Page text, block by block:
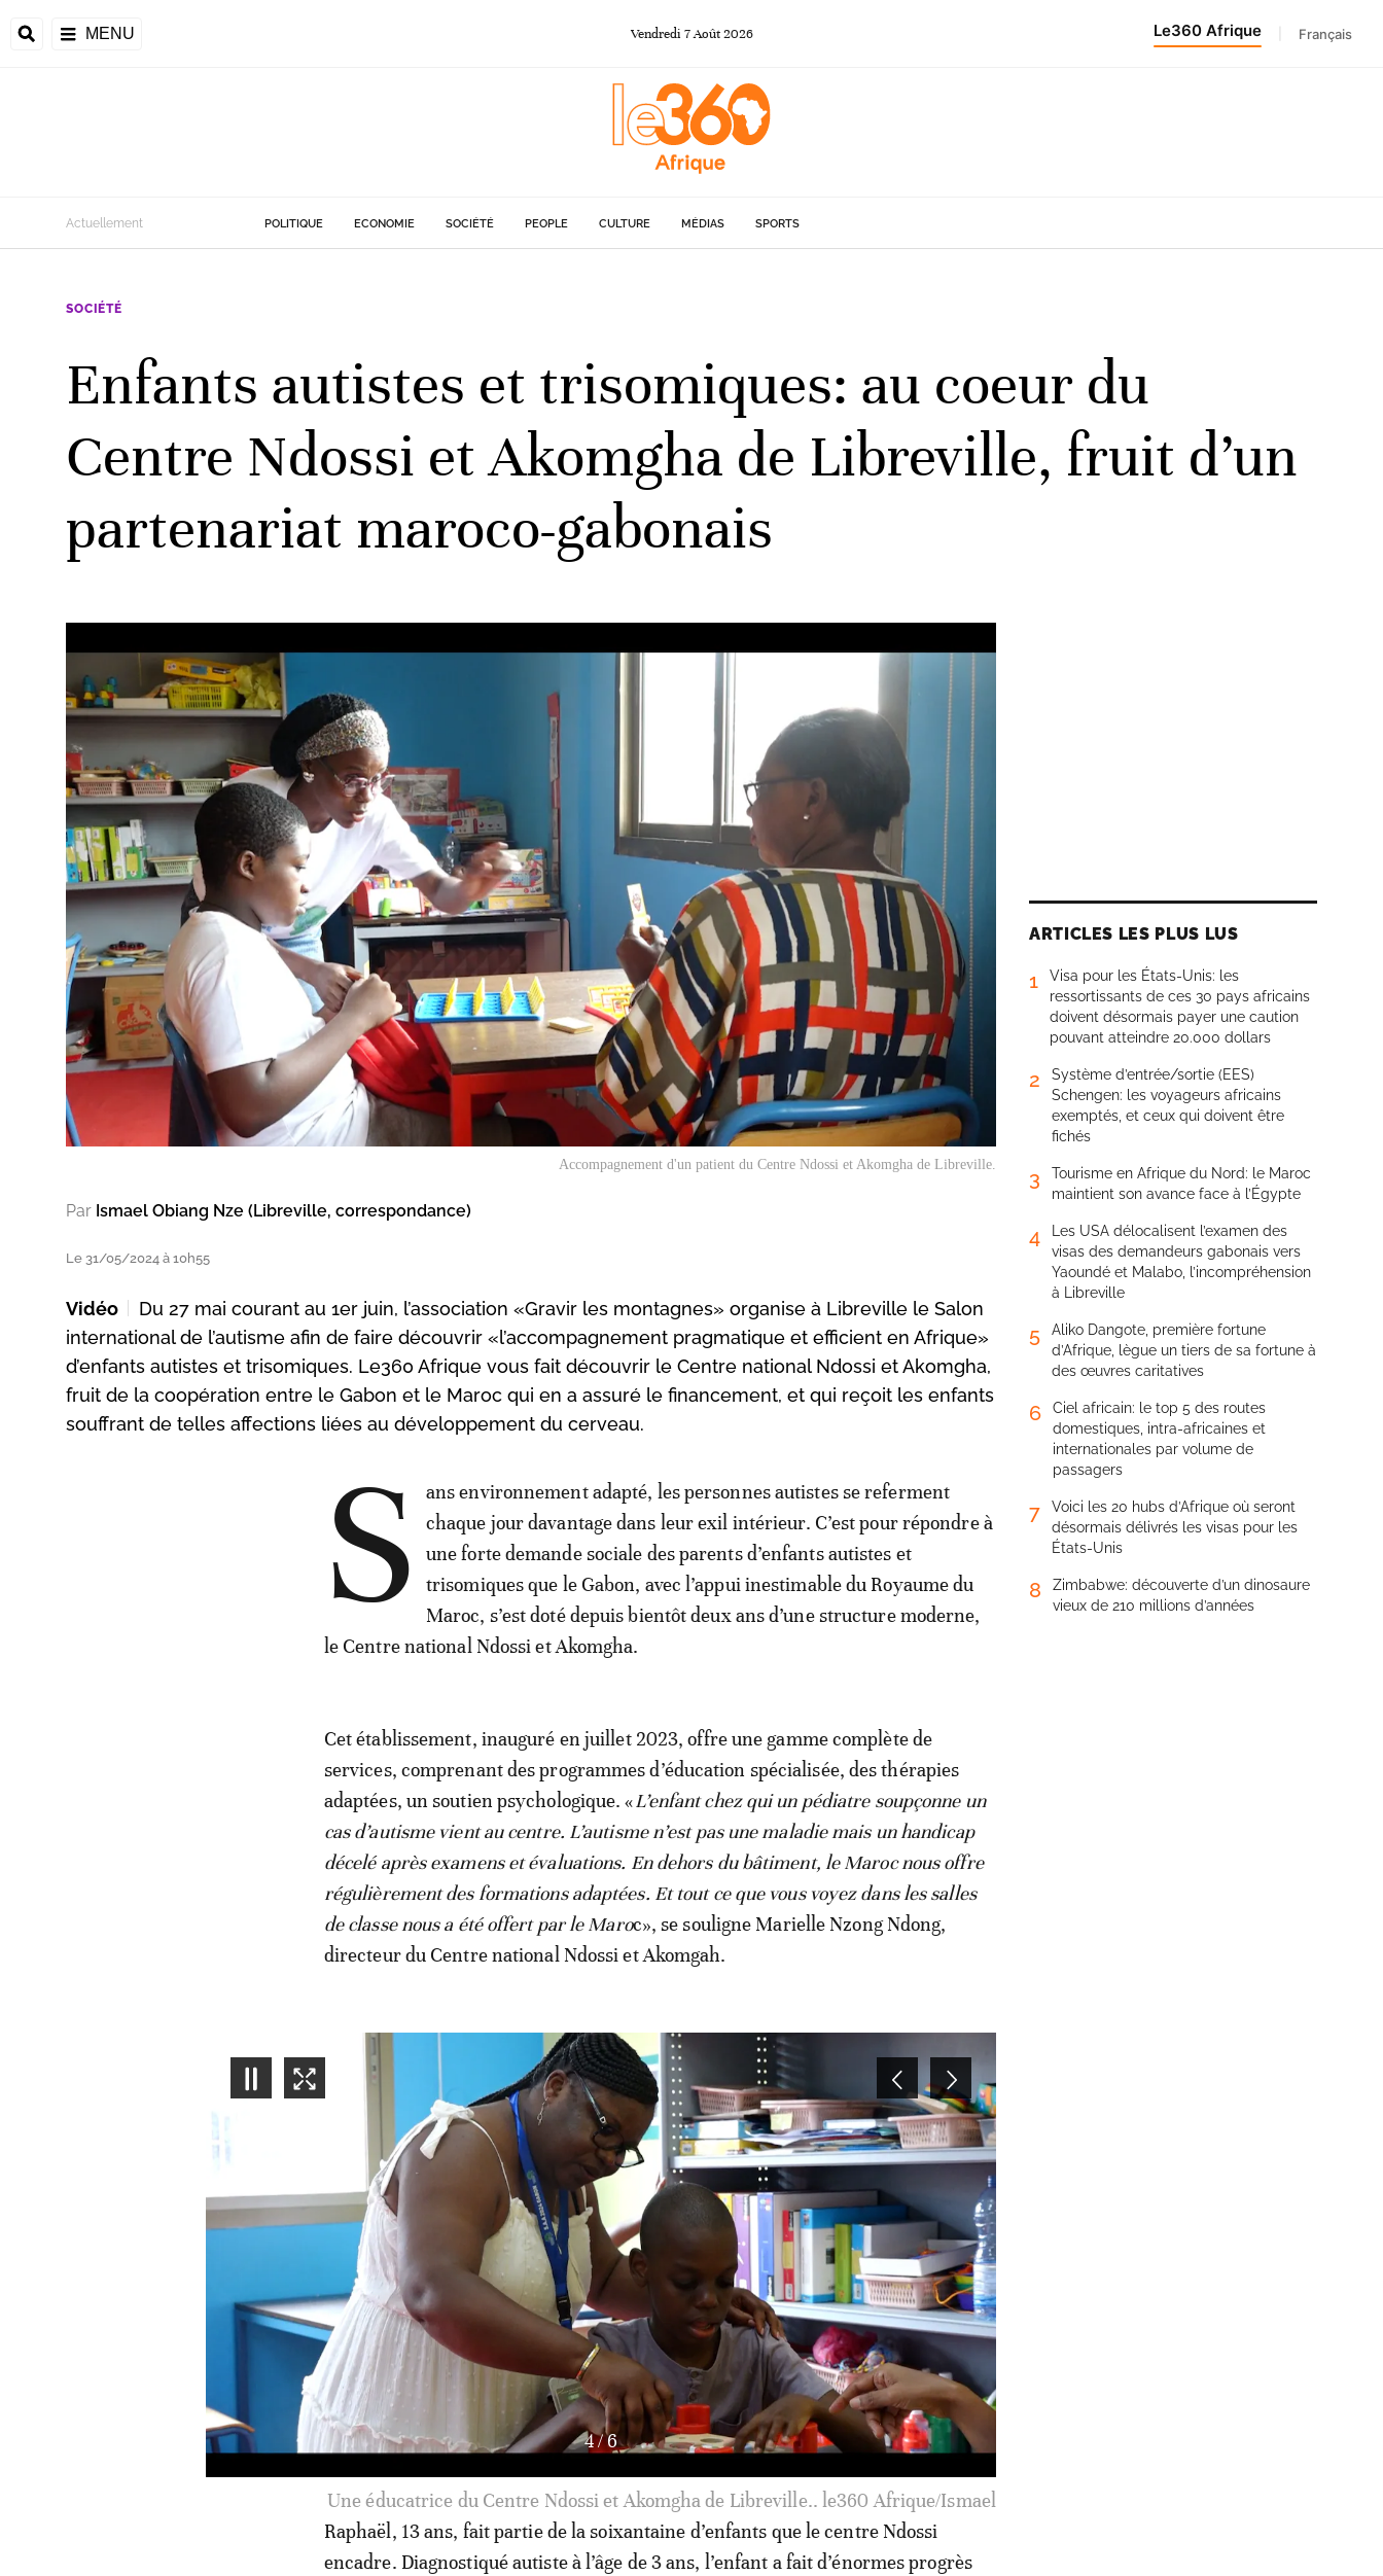
MENU Vendredi 7Août 2026 Le360 Afrique Français
Actuellement POLITIQUE ECONOMIE SOCIÉTÉ PEOPLE CULTURE MÉDIAS SPORTS
SOCIÉTÉ
Enfants autistes et trisomiques: au coeur du
Centre Ndossi et Akomgha de Libreville, fruit d’un
partenariat maroco-gabonais
Accompagnement d'un patient du Centre Ndossi et Akomgha de Libreville.
Par Ismael Obiang Nze (Libreville, correspondance)
Le 31/05/2024 à 10h55
Vidéo
Du 27 mai courant au 1er juin, l’association «Gravir les montagnes» organise à Libreville le Salon
international de l’autisme afin de faire découvrir «l’accompagnement pragmatique et efficient en Afrique»
d’enfants autistes et trisomiques. Le360 Afrique vous fait découvrir le Centre national Ndossi et Akomgha,
fruit de la coopération entre le Gabon et le Maroc qui en a assuré le financement, et qui reçoit les enfants
souffrant de telles affections liées au développement du cerveau.
S
ans environnement adapté, les personnes autistes se referment
chaque jour davantage dans leur exil intérieur. C’est pour répondre à
une forte demande sociale des parents d’enfants autistes et
trisomiques que le Gabon, avec l’appui inestimable du Royaume du
Maroc, s’est doté depuis bientôt deux ans d’une structure moderne,
le Centre national Ndossi et Akomgha.
Cet établissement, inauguré en juillet 2023, offre une gamme complète de
services, comprenant des programmes d’éducation spécialisée, des thérapies
adaptées, un soutien psychologique. «L’enfant chez qui un pédiatre soupçonne un
cas d’autisme vient au centre. L’autisme n’est pas une maladie mais un handicap
décelé après examens et évaluations. En dehors du bâtiment, le Maroc nous offre
régulièrement des formations adaptées. Et tout ce que vous voyez dans les salles
de classe nous a été offert par le Maroc», se souligne Marielle Nzong Ndong,
directeur du Centre national Ndossi et Akomgah.
5/6
L'intérieur du Centre Ndossi et Akomgha de Libreville.. le360 Afrique/Ismael
Raphaël, 13 ans, fait partie de la soixantaine d’enfants que le centre Ndossi
encadre. Diagnostiqué autiste à l’âge de 3 ans, l’enfant a fait d’énormes progrès
ARTICLES LES PLUS LUS
1
Visa pour les États-Unis: les
ressortissants de ces 30 pays africains
doivent désormais payer une caution
pouvant atteindre 20.000 dollars
2
Système d’entrée/sortie (EES)
Schengen: les voyageurs africains
exemptés, et ceux qui doivent être
fichés
3
Tourisme en Afrique du Nord: le Maroc
maintient son avance face à l’Égypte
4
Les USA délocalisent l’examen des
visas des demandeurs gabonais vers
Yaoundé et Malabo, l’incompréhension
à Libreville
5
Aliko Dangote, première fortune
d’Afrique, lègue un tiers de sa fortune à
des œuvres caritatives
6
Ciel africain: le top 5 des routes
domestiques, intra-africaines et
internationales par volume de
passagers
7
Voici les 20 hubs d’Afrique où seront
désormais délivrés les visas pour les
États-Unis
8
Zimbabwe: découverte d’un dinosaure
vieux de 210 millions d’années